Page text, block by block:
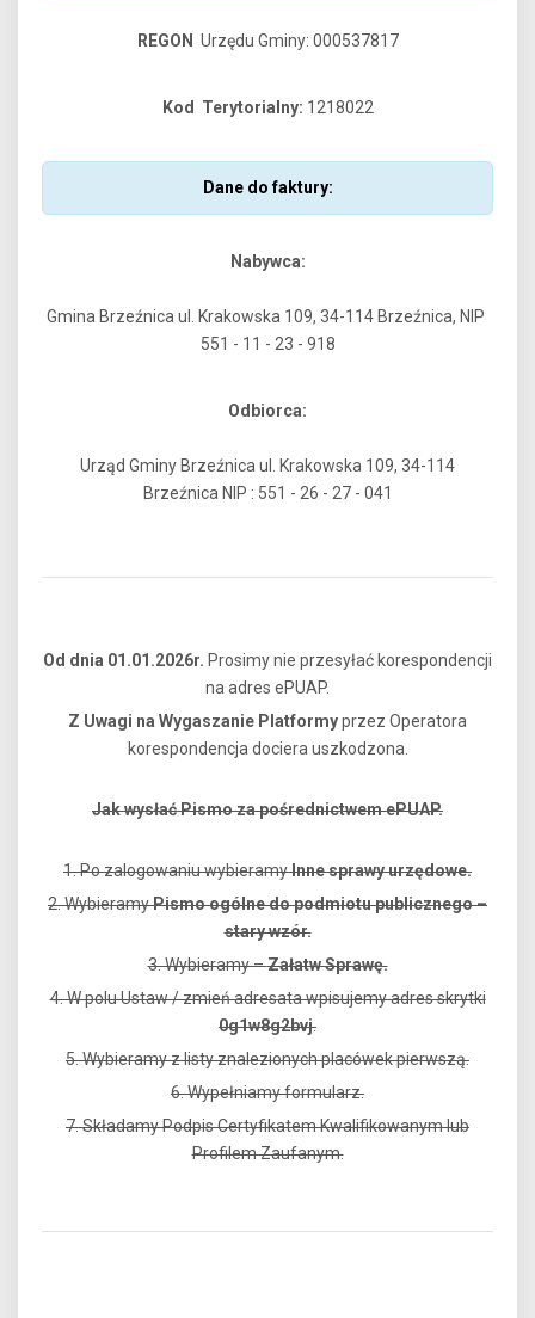
REGON Urzędu Gminy: 000537817
Kod Terytorialny: 1218022
Dane do faktury:
Nabywca:
Gmina Brzeźnica ul. Krakowska 109, 34-114 Brzeźnica, NIP
551 - 11 - 23 - 918
Odbiorca:
Urząd Gminy Brzeźnica ul. Krakowska 109, 34-114
Brzeźnica NIP : 551 - 26 - 27 - 041
Od dnia 01.01.2026r. Prosimy nie przesyłać korespondencji
na adres ePUAP.
Z Uwagi na Wygaszanie Platformyprzez Operatora
korespondencja dociera uszkodzona.
Jak wysłać Pismo za pośrednictwem ePUAP.
1. Po zalogowaniu wybieramyInne sprawy urzędowe.
2. WybieramyPismo ogólne do podmiotu publicznego –
stary wzór.
3. Wybieramy –Załatw Sprawę.
4. W polu Ustaw / zmień adresata wpisujemy adres skrytki
0g1w8g2bvj.
5. Wybieramy z listy znalezionych placówek pierwszą.
6. Wypełniamy formularz.
7. Składamy Podpis Certyfikatem Kwalifikowanym lub
Profilem Zaufanym.